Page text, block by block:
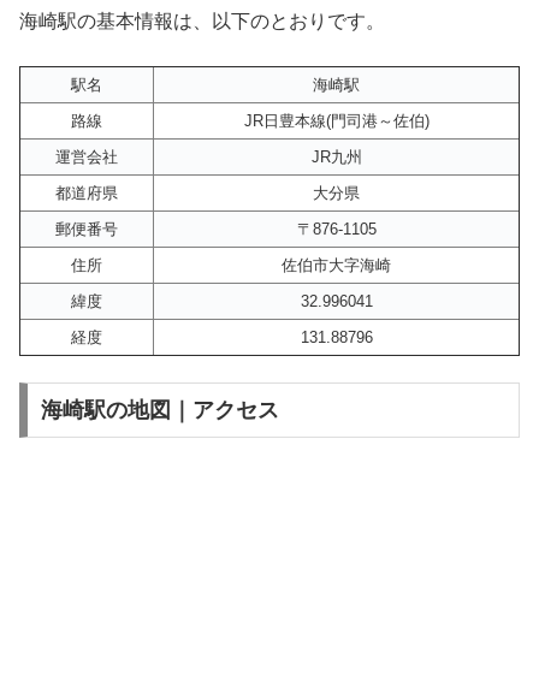
海崎駅の基本情報は、以下のとおりです。
駅名
海崎駅
路線
JR日豊本線(門司港～佐伯)
運営会社
JR九州
都道府県
大分県
郵便番号
〒876-1105
住所
佐伯市大字海崎
緯度
32.996041
経度
131.88796
海崎駅の地図｜アクセス